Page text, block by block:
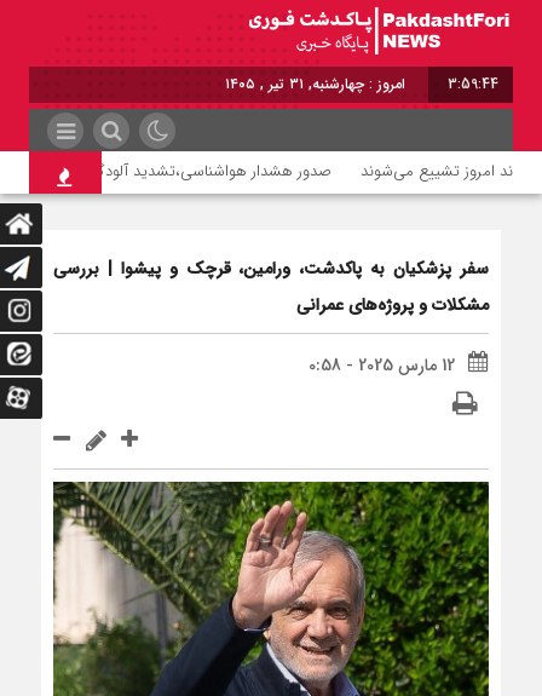
3:59:44 امروز : چهارشنبه, ۳۱ تیر , ۱۴۰۵
صدور هشدار هواشناسی،تشدید آلودگی هوا تا روز
سفر پزشکیان به پاکدشت، ورامین، قرچک و پیشوا | بررسی
مشکلات و پروژه‌های عمرانی
12 مارس 2025 - 0:58